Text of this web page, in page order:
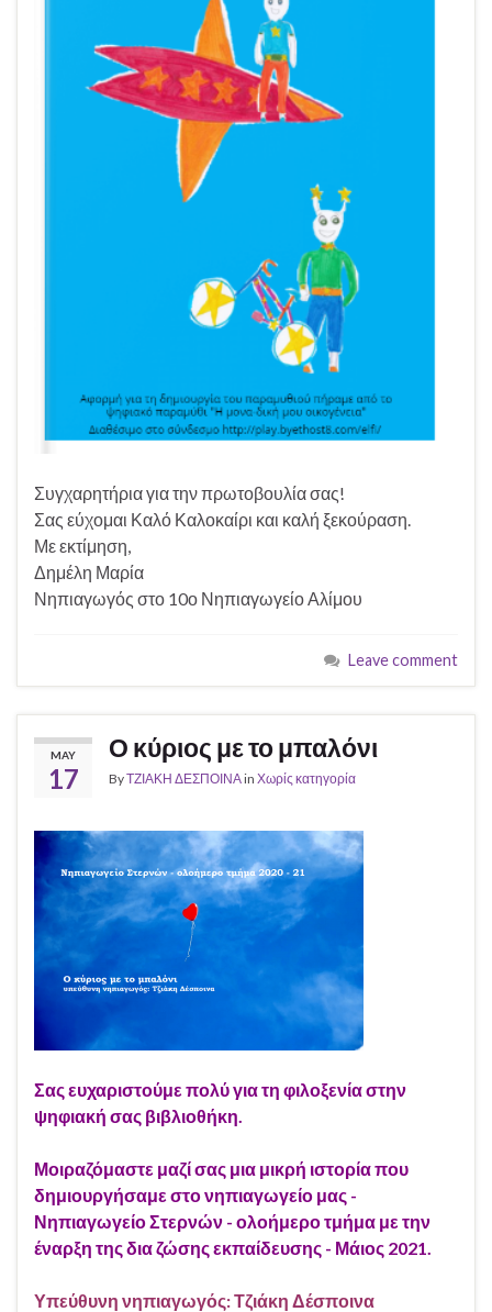
Συγχαρητήρια για την πρωτοβουλία σας!
Σας εύχομαι Καλό Καλοκαίρι και καλή ξεκούραση.
Με εκτίμηση,
Δημέλη Μαρία
Νηπιαγωγός στο 10ο Νηπιαγωγείο Αλίμου
Leave comment
MAY
17
Ο κύριος με το μπαλόνι
ByΤΖΙΑΚΗ ΔΕΣΠΟΙΝΑin Χωρίς κατηγορία
Σας ευχαριστούμε πολύ για τη φιλοξενία στην
ψηφιακή σας βιβλιοθήκη.
Μοιραζόμαστε μαζί σας μια μικρή ιστορία που
δημιουργήσαμε στο νηπιαγωγείο μας -
Νηπιαγωγείο Στερνών - ολοήμερο τμήμα με την
έναρξη της δια ζώσης εκπαίδευσης - Μάιος 2021.
Υπεύθυνη νηπιαγωγός: Τζιάκη Δέσποινα